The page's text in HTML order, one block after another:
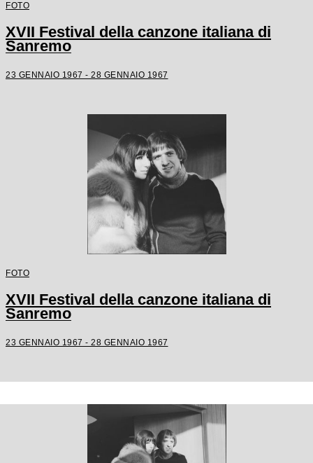
FOTO
XVII Festival della canzone italiana di
Sanremo
23 GENNAIO 1967 - 28 GENNAIO 1967
FOTO
XVII Festival della canzone italiana di
Sanremo
23 GENNAIO 1967 - 28 GENNAIO 1967